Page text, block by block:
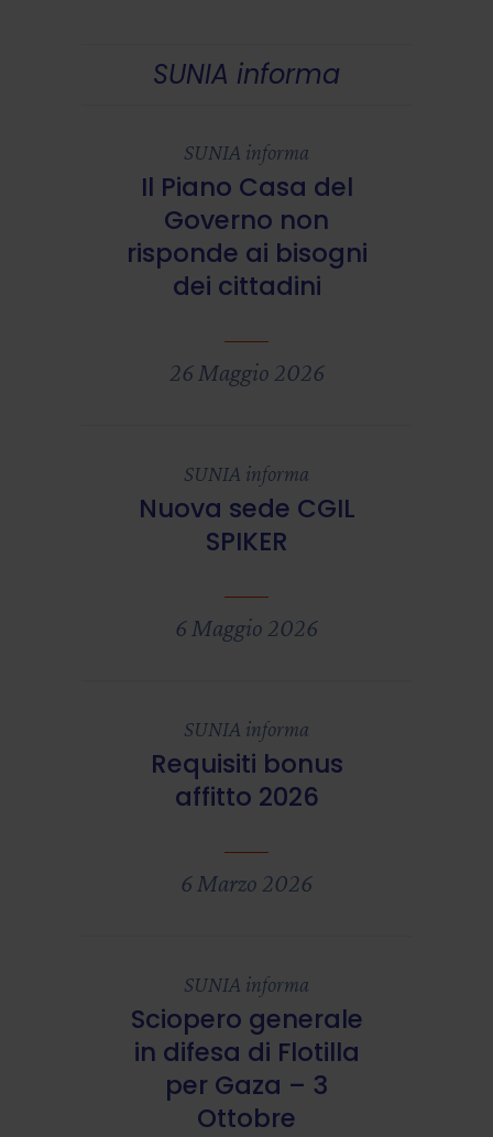
SUNIA informa
SUNIA informa
Il Piano Casa del
Governo non
risponde ai bisogni
dei cittadini
26 Maggio 2026
SUNIA informa
Nuova sede CGIL
SPIKER
6 Maggio 2026
SUNIA informa
Requisiti bonus
affitto 2026
6 Marzo 2026
SUNIA informa
Sciopero generale
in difesa di Flotilla
per Gaza – 3
Ottobre